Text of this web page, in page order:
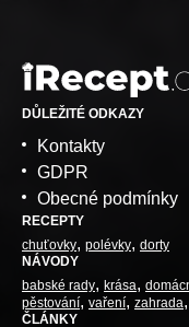
DŮLEŽITÉ ODKAZY
Kontakty
GDPR
Obecné podmínky
RECEPTY
chuťovky polévky dorty
NÁVODY
babské rady
krása
pěstování vaření zahrada
ČLÁNKY